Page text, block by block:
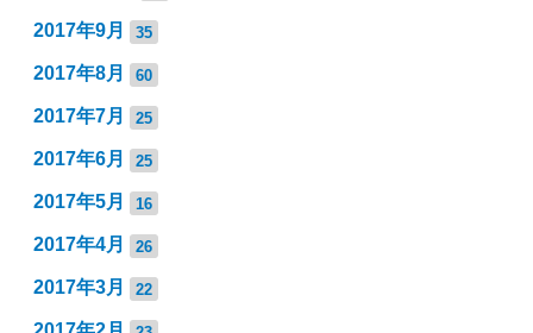
2017年9月 35
2017年8月 60
2017年7月 25
2017年6月 25
2017年5月 16
2017年4月 26
2017年3月 22